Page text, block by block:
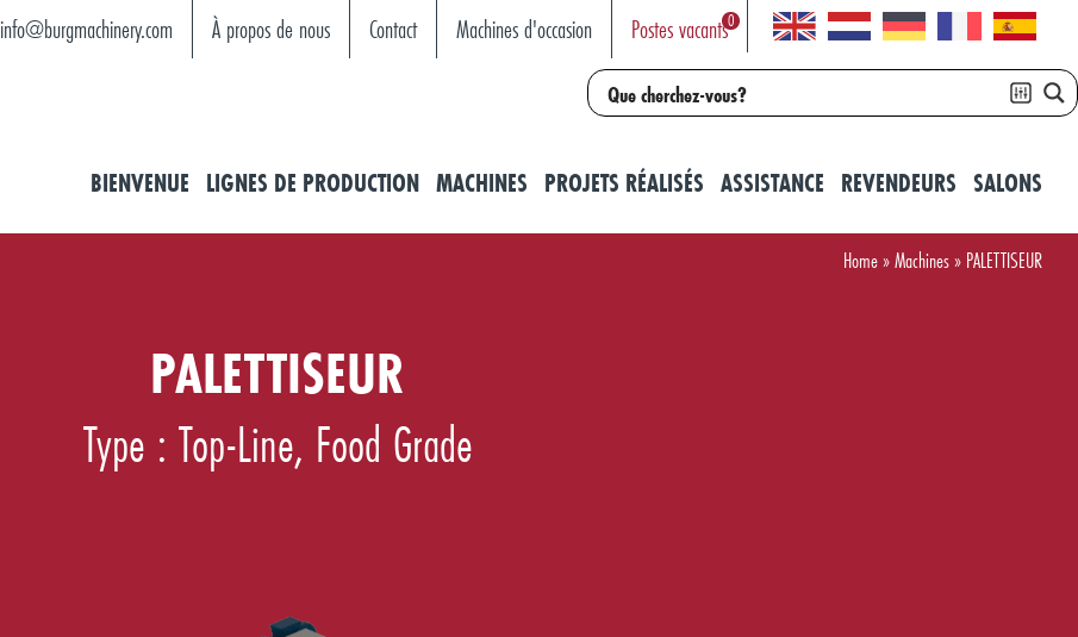
info@burgmachinery.com À propos de nous Contact Machines d'occasion Postes vacants0
BIENVENUE LIGNES DE PRODUCTION MACHINES PROJETS RÉALISÉS ASSISTANCE REVENDEURS SALONS
Home»Machines» PALETTISEUR
PALETTISEUR
Type : Top-Line, Food Grade